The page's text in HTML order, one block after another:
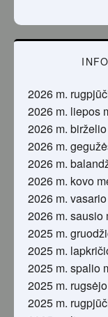
2026 m.
2026 m. liepos
2026 m.
2026 m.
2026 m.
2026 m. kovo
2026 m.
2026 m. sausio
2025 m.
2025 m.
2025 m. spalio
2025 m.
2025 m.